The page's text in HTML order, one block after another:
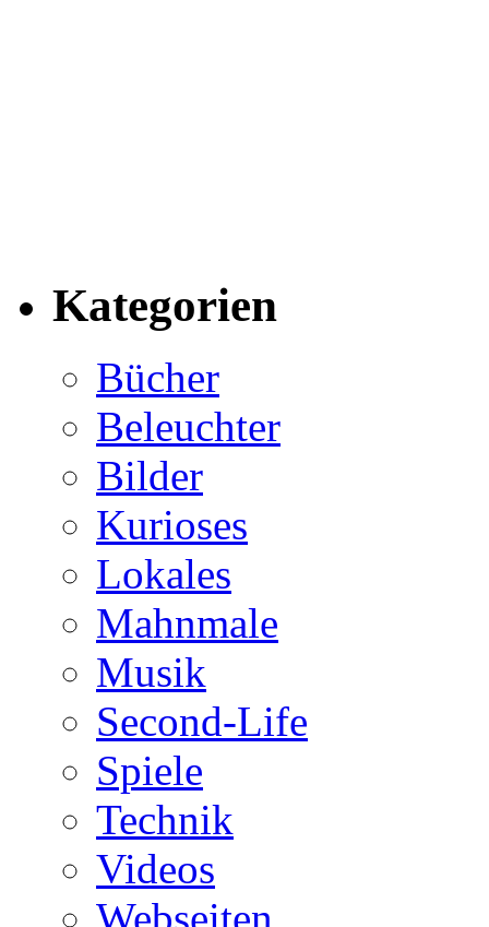
Kategorien
Bücher
Beleuchter
Bilder
Kurioses
Lokales
Mahnmale
Musik
Second-Life
Spiele
Technik
Videos